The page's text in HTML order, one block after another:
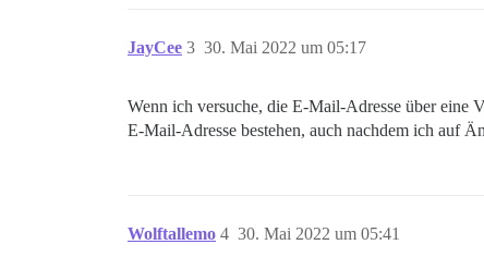
JayCee 30. Mai 2022 um 05:17
3
Wenn ich versuche, die E-Mail-Adresse über eine
E-Mail-Adresse bestehen, auch nachdem ich auf
Wolftallemo 30. Mai 2022 um 05:41
4